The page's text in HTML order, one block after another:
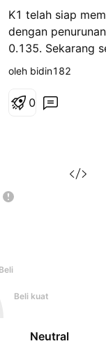
K1 telah siap
dengan
0.135. Sekarang
diatas MA200
berdasarkan Fibo
~Ini adalah
a
g
oleh bidin182
0
Beli
Beli kuat
Neutral